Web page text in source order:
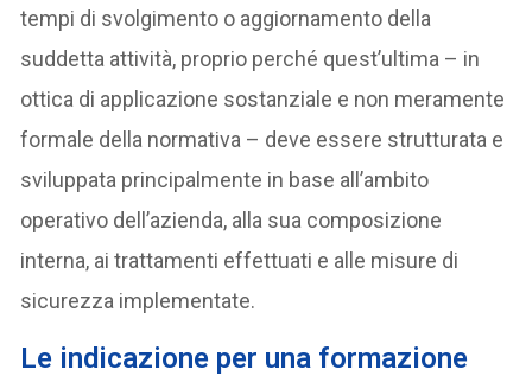
tempi di svolgimento o aggiornamento della
suddetta attività, proprio perché quest’ultima – in
ottica di applicazione sostanziale e non meramente
formale della normativa – deve essere strutturata e
sviluppata principalmente in base all’ambito
operativo dell’azienda, alla sua composizione
interna, ai trattamenti effettuati e alle misure di
sicurezza implementate.
Le indicazione per una formazione